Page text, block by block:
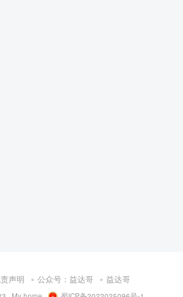
声明 公众号：益达哥 益达哥